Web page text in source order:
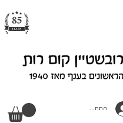
התחבר